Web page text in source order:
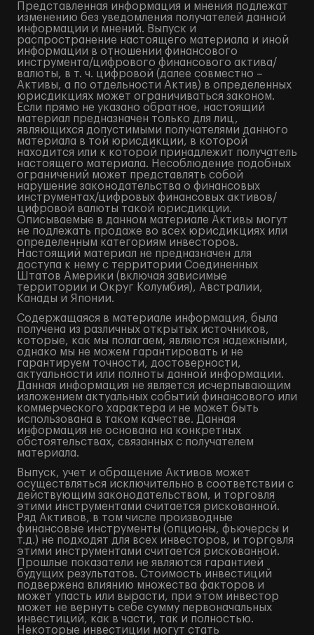
Представленная информация и мнения подлежат
изменению без уведомления получателей данной
информации и мнений. Выпуск и
распространение настоящего материала и иной
информации в отношении финансового
инструмента/цифрового финансового актива/
валюты, в т. ч. цифровой (далее совместно –
Активы, а по отдельности Актив) в определенных
юрисдикциях может ограничиваться законом.
Если прямо не указано обратное, настоящий
материал предназначен только для лиц,
являющихся допустимыми получателями данного
материала в той юрисдикции, в которой
находится или к которой принадлежит получатель
настоящего материала. Несоблюдение подобных
ограничений может представлять собой
нарушение законодательства о финансовых
инструментах/цифровых финансовых активов/
цифровой валюты такой юрисдикции.
Описываемые в данном материале Активы могут
не подлежать продаже во всех юрисдикциях или
определенным категориям инвесторов.
Настоящий материал не предназначен для
доступа к нему с территории Соединенных
Штатов Америки (включая зависимые
территории и Округ Колумбия), Австралии,
Канады и Японии.
Содержащаяся в материале информация, была
получена из различных открытых источников,
которые, как мы полагаем, являются надежными,
однако мы не можем гарантировать и не
гарантируем точности, достоверности,
актуальности или полноты данной информации.
Данная информация не является исчерпывающим
изложением актуальных событий финансового или
коммерческого характера и не может быть
использована в таком качестве. Данная
информация не основана на конкретных
обстоятельствах, связанных с получателем
материала.
Выпуск, учет и обращение Активов может
осуществляться исключительно в соответствии с
действующим законодательством, и торговля
этими инструментами считается рискованной.
Ряд Активов, в том числе производные
финансовые инструменты (опционы, фьючерсы и
т.д.) не подходят для всех инвесторов, и торговля
этими инструментами считается рискованной.
Прошлые показатели не являются гарантией
будущих результатов. Стоимость инвестиций
подвержена влиянию множества факторов и
может упасть или вырасти, при этом инвестор
может не вернуть себе сумму первоначальных
инвестиций, как в части, так и полностью.
Некоторые инвестиции могут стать